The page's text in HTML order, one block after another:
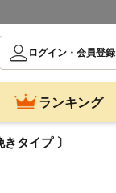
ログイン・会員登録
ランキング
タイプ 〕